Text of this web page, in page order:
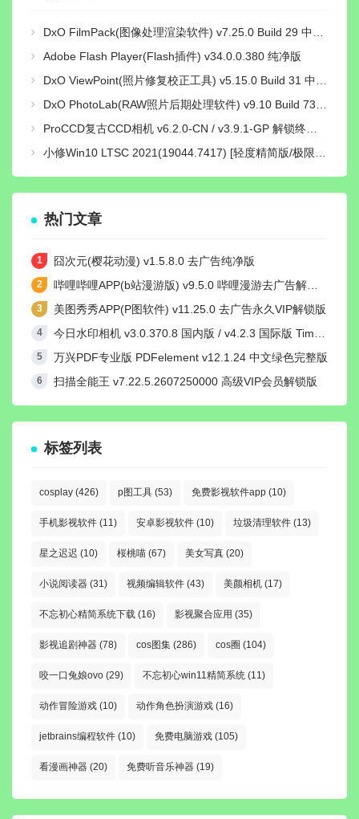
DxO FilmPack(图像处理渲染软件) v7.25.0 Build 29 中文绿色激活版
Adobe Flash Player(Flash插件) v34.0.0.380 纯净版
DxO ViewPoint(照片修复校正工具) v5.15.0 Build 31 中文绿色便携版
DxO PhotoLab(RAW照片后期处理软件) v9.10 Build 736 中文激活版
ProCCD复古CCD相机 v6.2.0-CN / v3.9.1-GP 解锁终身pro会员版
小修Win10 LTSC 2021(19044.7417) [轻度精简版/极限精简版]
热门文章
囧次元(樱花动漫) v1.5.8.0 去广告纯净版
哔哩哔哩APP(b站漫游版) v9.5.0 哔哩漫游去广告解除版权受限
美图秀秀APP(P图软件) v11.25.0 去广告永久VIP解锁版
今日水印相机 v3.0.370.8 国内版 / v4.2.3 国际版 Timemark高级VIP会员解锁版
万兴PDF专业版 PDFelement v12.1.24 中文绿色完整版
扫描全能王 v7.22.5.2607250000 高级VIP会员解锁版
标签列表
cosplay (426) p图工具 (53) 免费影视软件app (10)
手机影视软件 (11) 安卓影视软件 (10) 垃圾清理软件 (13)
星之迟迟 (10) 桜桃喵 (67) 美女写真 (20)
小说阅读器 (31) 视频编辑软件 (43) 美颜相机 (17)
不忘初心精简系统下载 (16) 影视聚合应用 (35)
影视追剧神器 (78) cos图集 (286) cos圈 (104)
咬一口兔娘ovo (29) 不忘初心win11精简系统 (11)
动作冒险游戏 (10) 动作角色扮演游戏 (16)
jetbrains编程软件 (10) 免费电脑游戏 (105)
看漫画神器 (20) 免费听音乐神器 (19)